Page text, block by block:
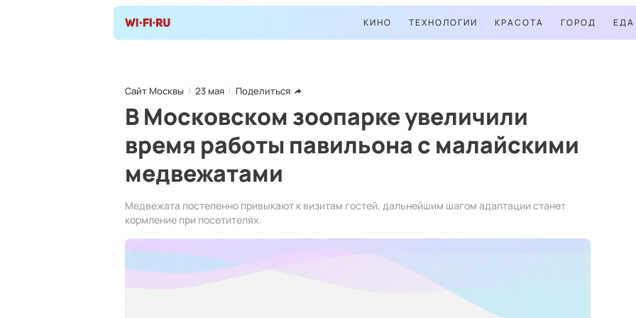
КИНО ТЕХНОЛОГИИ КРАСОТА ГОРОД ЕДА
Сайт Москвы 23 мая Поделиться
В Московском зоопарке увеличили
время работы павильона с малайскими
медвежатами
Медвежата постепенно привыкают к визитам гостей, дальнейшим шагом адаптации станет
кормление при посетителях.